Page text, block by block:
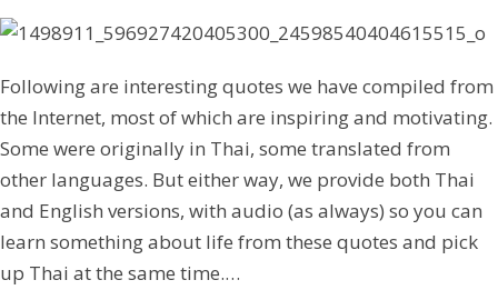
Following are interesting quotes we have compiled from
the Internet, most of which are inspiring and motivating.
Some were originally in Thai, some translated from
other languages. But either way, we provide both Thai
and English versions, with audio (as always) so you can
learn something about life from these quotes and pick
up Thai at the same time.…